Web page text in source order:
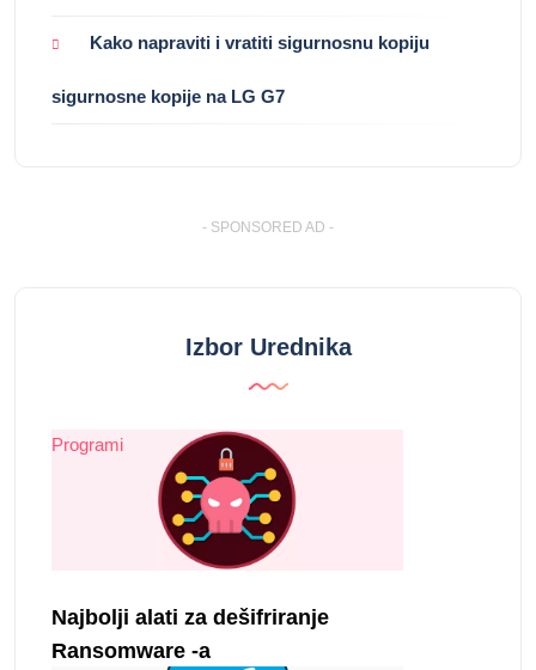
Kako napraviti i vratiti sigurnosnu kopiju
sigurnosne kopije na LG G7
- SPONSORED AD -
Izbor Urednika
Programi
Najbolji alati za dešifriranje
Ransomware -a